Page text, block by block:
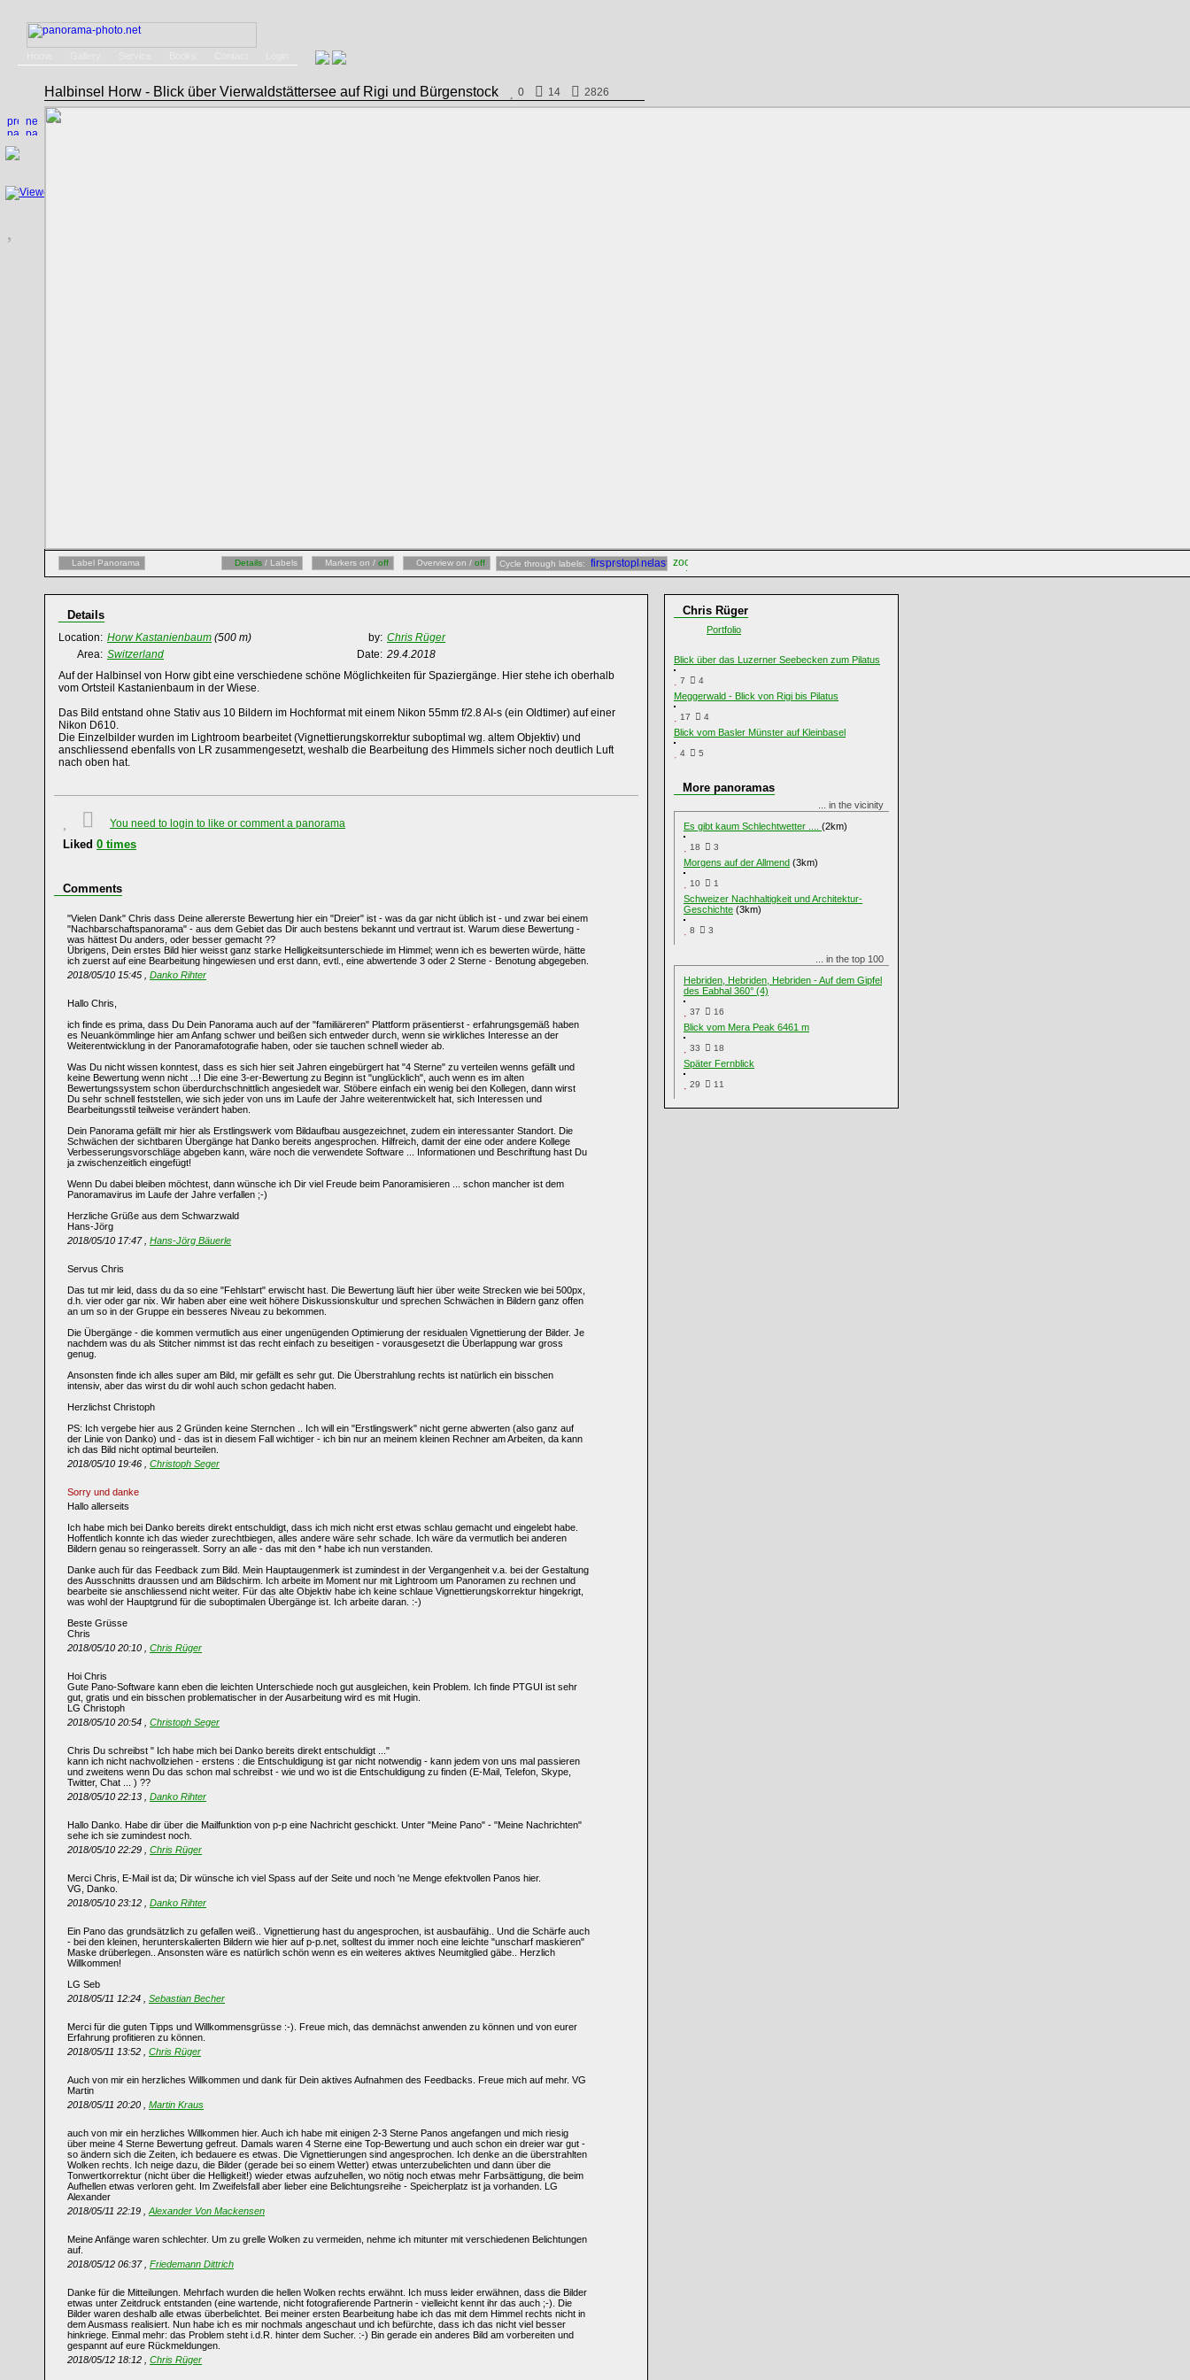
Halbinsel Horw - Blick über Vierwaldstättersee auf Rigi und Bürgenstock 0 14 2826
Label Panorama Details / Labels Markers on / off Overview on / off Cycle through labels:
Details
Location: Horw Kastanienbaum (500 m) by: Chris Rüger
Area: Switzerland Date: 29.4.2018
Auf der Halbinsel von Horw gibt eine verschiedene schöne Möglichkeiten für Spaziergänge. Hier stehe ich oberhalb
vom Ortsteil Kastanienbaum in der Wiese.
Das Bild entstand ohne Stativ aus 10 Bildern im Hochformat mit einem Nikon 55mm f/2.8 AI-s (ein Oldtimer) auf einer
Nikon D610.
Die Einzelbilder wurden im Lightroom bearbeitet (Vignettierungskorrektur suboptimal wg. altem Objektiv) und
anschliessend ebenfalls von LR zusammengesetzt, weshalb die Bearbeitung des Himmels sicher noch deutlich Luft
nach oben hat.
You need to login to like or comment a panorama
Liked 0 times
Comments
"Vielen Dank" Chris dass Deine allererste Bewertung hier ein "Dreier" ist - was da gar nicht üblich ist - und zwar bei einem
"Nachbarschaftspanorama" - aus dem Gebiet das Dir auch bestens bekannt und vertraut ist. Warum diese Bewertung -
was hättest Du anders, oder besser gemacht ??
Übrigens, Dein erstes Bild hier weisst ganz starke Helligkeitsunterschiede im Himmel; wenn ich es bewerten würde, hätte
ich zuerst auf eine Bearbeitung hingewiesen und erst dann, evtl., eine abwertende 3 oder 2 Sterne - Benotung abgegeben.
2018/05/10 15:45 , Danko Rihter
Hallo Chris,
ich finde es prima, dass Du Dein Panorama auch auf der "familiäreren" Plattform präsentierst - erfahrungsgemäß haben
es Neuankömmlinge hier am Anfang schwer und beißen sich entweder durch, wenn sie wirkliches Interesse an der
Weiterentwicklung in der Panoramafotografie haben, oder sie tauchen schnell wieder ab.
Was Du nicht wissen konntest, dass es sich hier seit Jahren eingebürgert hat "4 Sterne" zu verteilen wenns gefällt und
keine Bewertung wenn nicht ...! Die eine 3-er-Bewertung zu Beginn ist "unglücklich", auch wenn es im alten
Bewertungssystem schon überdurchschnittlich angesiedelt war. Stöbere einfach ein wenig bei den Kollegen, dann wirst
Du sehr schnell feststellen, wie sich jeder von uns im Laufe der Jahre weiterentwickelt hat, sich Interessen und
Bearbeitungsstil teilweise verändert haben.
Dein Panorama gefällt mir hier als Erstlingswerk vom Bildaufbau ausgezeichnet, zudem ein interessanter Standort. Die
Schwächen der sichtbaren Übergänge hat Danko bereits angesprochen. Hilfreich, damit der eine oder andere Kollege
Verbesserungsvorschläge abgeben kann, wäre noch die verwendete Software ... Informationen und Beschriftung hast Du
ja zwischenzeitlich eingefügt!
Wenn Du dabei bleiben möchtest, dann wünsche ich Dir viel Freude beim Panoramisieren ... schon mancher ist dem
Panoramavirus im Laufe der Jahre verfallen ;-)
Herzliche Grüße aus dem Schwarzwald
Hans-Jörg
2018/05/10 17:47 , Hans-Jörg Bäuerle
Servus Chris
Das tut mir leid, dass du da so eine "Fehlstart" erwischt hast. Die Bewertung läuft hier über weite Strecken wie bei 500px,
d.h. vier oder gar nix. Wir haben aber eine weit höhere Diskussionskultur und sprechen Schwächen in Bildern ganz offen
an um so in der Gruppe ein besseres Niveau zu bekommen.
Die Übergänge - die kommen vermutlich aus einer ungenügenden Optimierung der residualen Vignettierung der Bilder. Je
nachdem was du als Stitcher nimmst ist das recht einfach zu beseitigen - vorausgesetzt die Überlappung war gross
genug.
Ansonsten finde ich alles super am Bild, mir gefällt es sehr gut. Die Überstrahlung rechts ist natürlich ein bisschen
intensiv, aber das wirst du dir wohl auch schon gedacht haben.
Herzlichst Christoph
PS: Ich vergebe hier aus 2 Gründen keine Sternchen .. Ich will ein "Erstlingswerk" nicht gerne abwerten (also ganz auf
der Linie von Danko) und - das ist in diesem Fall wichtiger - ich bin nur an meinem kleinen Rechner am Arbeiten, da kann
ich das Bild nicht optimal beurteilen.
2018/05/10 19:46 , Christoph Seger
Sorry und danke
Hallo allerseits
Ich habe mich bei Danko bereits direkt entschuldigt, dass ich mich nicht erst etwas schlau gemacht und eingelebt habe.
Hoffentlich konnte ich das wieder zurechtbiegen, alles andere wäre sehr schade. Ich wäre da vermutlich bei anderen
Bildern genau so reingerasselt. Sorry an alle - das mit den * habe ich nun verstanden.
Danke auch für das Feedback zum Bild. Mein Hauptaugenmerk ist zumindest in der Vergangenheit v.a. bei der Gestaltung
des Ausschnitts draussen und am Bildschirm. Ich arbeite im Moment nur mit Lightroom um Panoramen zu rechnen und
bearbeite sie anschliessend nicht weiter. Für das alte Objektiv habe ich keine schlaue Vignettierungskorrektur hingekrigt,
was wohl der Hauptgrund für die suboptimalen Übergänge ist. Ich arbeite daran. :-)
Beste Grüsse
Chris
2018/05/10 20:10 , Chris Rüger
Hoi Chris
Gute Pano-Software kann eben die leichten Unterschiede noch gut ausgleichen, kein Problem. Ich finde PTGUI ist sehr
gut, gratis und ein bisschen problematischer in der Ausarbeitung wird es mit Hugin.
LG Christoph
2018/05/10 20:54 , Christoph Seger
Chris Du schreibst " Ich habe mich bei Danko bereits direkt entschuldigt ..."
kann ich nicht nachvollziehen - erstens : die Entschuldigung ist gar nicht notwendig - kann jedem von uns mal passieren
und zweitens wenn Du das schon mal schreibst - wie und wo ist die Entschuldigung zu finden (E-Mail, Telefon, Skype,
Twitter, Chat ... ) ??
2018/05/10 22:13 , Danko Rihter
Hallo Danko. Habe dir über die Mailfunktion von p-p eine Nachricht geschickt. Unter "Meine Pano" - "Meine Nachrichten"
sehe ich sie zumindest noch.
2018/05/10 22:29 , Chris Rüger
Merci Chris, E-Mail ist da; Dir wünsche ich viel Spass auf der Seite und noch 'ne Menge efektvollen Panos hier.
VG, Danko.
2018/05/10 23:12 , Danko Rihter
Ein Pano das grundsätzlich zu gefallen weiß.. Vignettierung hast du angesprochen, ist ausbaufähig.. Und die Schärfe auch
- bei den kleinen, herunterskalierten Bildern wie hier auf p-p.net, solltest du immer noch eine leichte "unscharf maskieren"
Maske drüberlegen.. Ansonsten wäre es natürlich schön wenn es ein weiteres aktives Neumitglied gäbe.. Herzlich
Willkommen!
LG Seb
2018/05/11 12:24 , Sebastian Becher
Merci für die guten Tipps und Willkommensgrüsse :-). Freue mich, das demnächst anwenden zu können und von eurer
Erfahrung profitieren zu können.
2018/05/11 13:52 , Chris Rüger
Auch von mir ein herzliches Willkommen und dank für Dein aktives Aufnahmen des Feedbacks. Freue mich auf mehr. VG
Martin
2018/05/11 20:20 , Martin Kraus
auch von mir ein herzliches Willkommen hier. Auch ich habe mit einigen 2-3 Sterne Panos angefangen und mich riesig
über meine 4 Sterne Bewertung gefreut. Damals waren 4 Sterne eine Top-Bewertung und auch schon ein dreier war gut -
so ändern sich die Zeiten, ich bedauere es etwas. Die Vignettierungen sind angesprochen. Ich denke an die überstrahlten
Wolken rechts. Ich neige dazu, die Bilder (gerade bei so einem Wetter) etwas unterzubelichten und dann über die
Tonwertkorrektur (nicht über die Helligkeit!) wieder etwas aufzuhellen, wo nötig noch etwas mehr Farbsättigung, die beim
Aufhellen etwas verloren geht. Im Zweifelsfall aber lieber eine Belichtungsreihe - Speicherplatz ist ja vorhanden. LG
Alexander
2018/05/11 22:19 , Alexander Von Mackensen
Meine Anfänge waren schlechter. Um zu grelle Wolken zu vermeiden, nehme ich mitunter mit verschiedenen Belichtungen
auf.
2018/05/12 06:37 , Friedemann Dittrich
Danke für die Mitteilungen. Mehrfach wurden die hellen Wolken rechts erwähnt. Ich muss leider erwähnen, dass die Bilder
etwas unter Zeitdruck entstanden (eine wartende, nicht fotografierende Partnerin - vielleicht kennt ihr das auch ;-). Die
Bilder waren deshalb alle etwas überbelichtet. Bei meiner ersten Bearbeitung habe ich das mit dem Himmel rechts nicht in
dem Ausmass realisiert. Nun habe ich es mir nochmals angeschaut und ich befürchte, dass ich das nicht viel besser
hinkriege. Einmal mehr: das Problem steht i.d.R. hinter dem Sucher. :-) Bin gerade ein anderes Bild am vorbereiten und
gespannt auf eure Rückmeldungen.
2018/05/12 18:12 , Chris Rüger
Chris Rüger
Portfolio
Blick über das Luzerner Seebecken zum Pilatus
7 4
Meggerwald - Blick von Rigi bis Pilatus
17 4
Blick vom Basler Münster auf Kleinbasel
4 5
More panoramas
... in the vicinity
Es gibt kaum Schlechtwetter .... (2km)
18 3
Morgens auf der Allmend (3km)
10 1
Schweizer Nachhaltigkeit und Architektur-
Geschichte (3km)
8 3
... in the top 100
Hebriden, Hebriden, Hebriden - Auf dem Gipfel
des Eabhal 360° (4)
37 16
Blick vom Mera Peak 6461 m
33 18
Später Fernblick
29 11